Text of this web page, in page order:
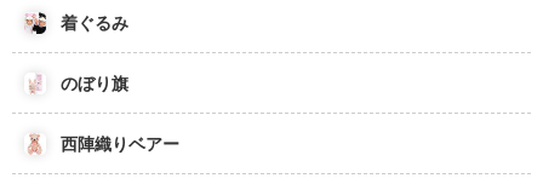
着ぐるみ
のぼり旗
西陣織りベアー